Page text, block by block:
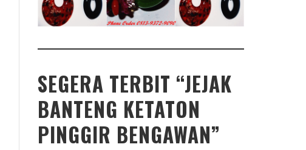
SEGERA TERBIT “JEJAK
BANTENG KETATON
PINGGIR BENGAWAN”